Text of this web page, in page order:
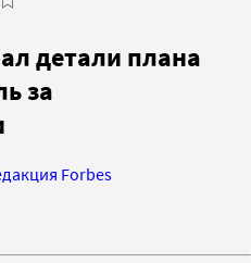
детали плана
за
Forbes